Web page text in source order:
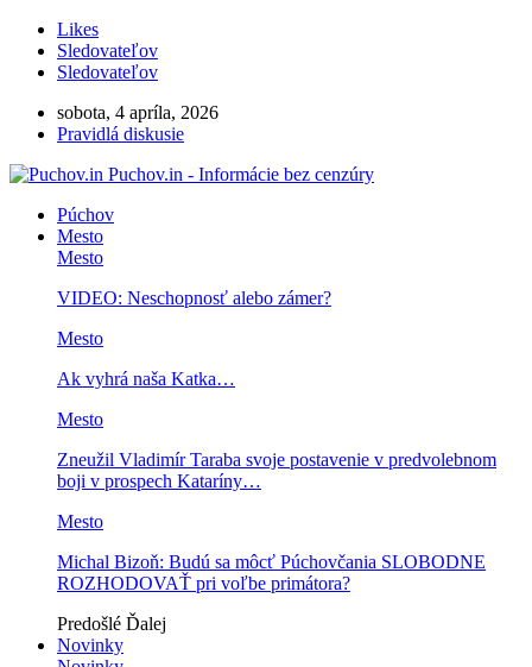
Likes
Sledovateľov
Sledovateľov
sobota, 4 apríla, 2026
Pravidlá diskusie
Puchov.in - Informácie bez cenzúry
Púchov
Mesto
Mesto
VIDEO: Neschopnosť alebo zámer?
Mesto
Ak vyhrá naša Katka…
Mesto
Zneužil Vladimír Taraba svoje postavenie v predvolebnom
boji v prospech Kataríny…
Mesto
Michal Bizoň: Budú sa môcť Púchovčania SLOBODNE
ROZHODOVAŤ pri voľbe primátora?
Predošlé Ďalej
Novinky